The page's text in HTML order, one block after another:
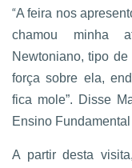
“A feira nos
chamou minha
Newtoniano, tipo
força sobre ela,
fica mole”. Disse
Ensino Fundamental
A partir desta